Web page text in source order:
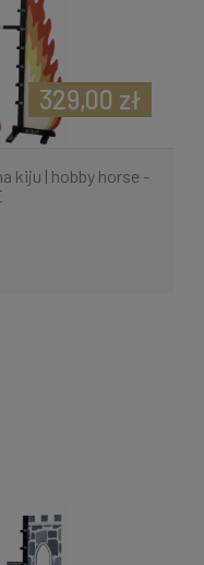
kiju | hobby horse -
329,00 zł